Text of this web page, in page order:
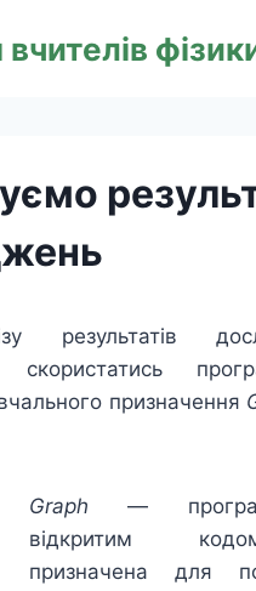
результатів
скористатись
призначення
Graph —
відкритим
призначена для